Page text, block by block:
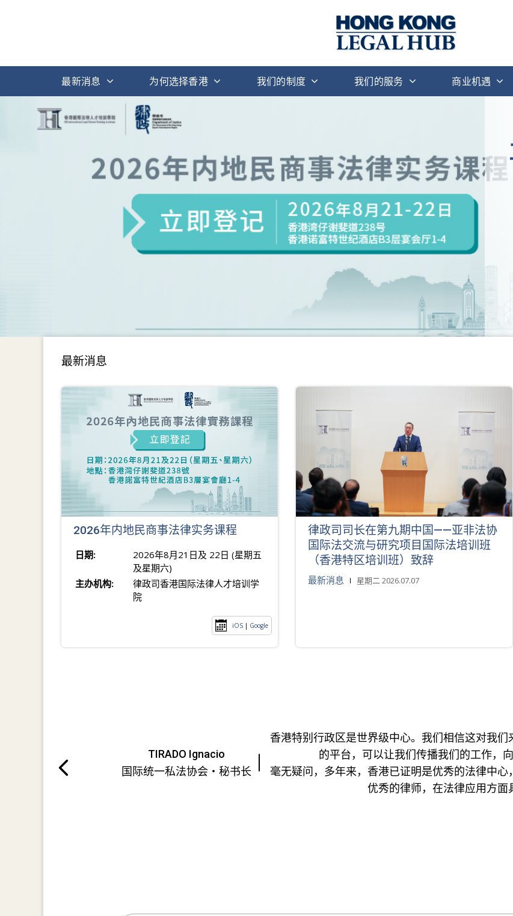
最新消息 为何选择香港 我们的制度 我们的服务 商业机遇
最新消息
2026年内地民商事法律实务课程
日期:
2026年8月21日及 22日 (星期五
及星期六)
主办机构:
律政司香港国际法律人才培训学
院
iOS | Google
律政司司长在第九期中国——亚非法协
国际法交流与研究项目国际法培训班
（香港特区培训班）致辞
最新消息 星期二 2026.07.07
TIRADO Ignacio
国际统一私法协会・秘书长
香港特别行政区是世界级中心。我们相信这对我
的平台，可以让我们传播我们的工作，
毫无疑问，多年来，香港已证明是优秀的法律中心
优秀的律师，在法律应用方面